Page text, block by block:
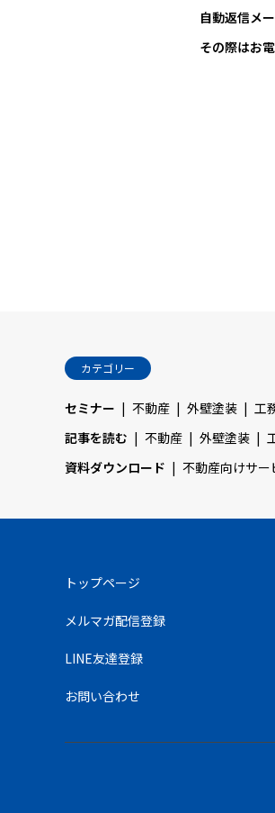
自動返信メ
その際はお
カテゴリー
セミナー 不動産 外壁塗装
工
記事を読む
不動産 外壁塗装
資料ダウンロード
不動産向けサー
トップページ
メルマガ配信登録
LINE友達登録
お問い合わせ